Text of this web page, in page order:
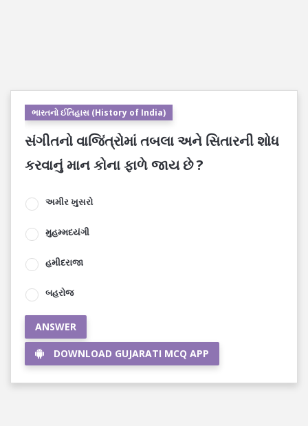
ભારતનો ઈતિહાસ (History of India)
સંગીતનો વાજિંત્રોમાં તબલા અને સિતારની શોધ
કરવાનું માન કોના ફાળે જાય છે ?
અમીર ખુસરો
મુહમ્મદયંગી
હમીદરાજા
બહરોજ
ANSWER
DOWNLOAD GUJARATI MCQ APP